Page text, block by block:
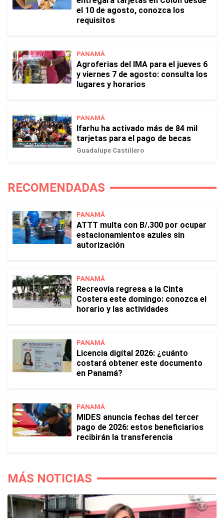
el 10 de agosto, conozca los
requisitos
PANAMÁ
Agroferias del IMA para el jueves 6
y viernes 7 de agosto: consulta los
lugares y horarios
PANAMÁ
Ifarhu ha activado más de 84 mil
tarjetas para el pago de becas
Guadalupe Castillero
RECOMENDADAS
PANAMÁ
ATTT multa con B/.300 por ocupar
estacionamientos azules sin
autorización
PANAMÁ
Recreovía regresa a la Cinta
Costera este domingo: conozca el
horario y las actividades
PANAMÁ
Licencia digital 2026: ¿cuánto
costará obtener este documento
en Panamá?
PANAMÁ
MIDES anuncia fechas del tercer
pago de 2026: estos beneficiarios
recibirán la transferencia
MÁS NOTICIAS